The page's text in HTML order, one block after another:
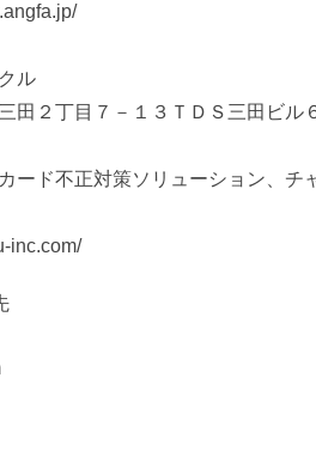
ル
丁目７－１３ＴＤＳ三田ビル
不正対策ソリューション、チャ
inc.com/